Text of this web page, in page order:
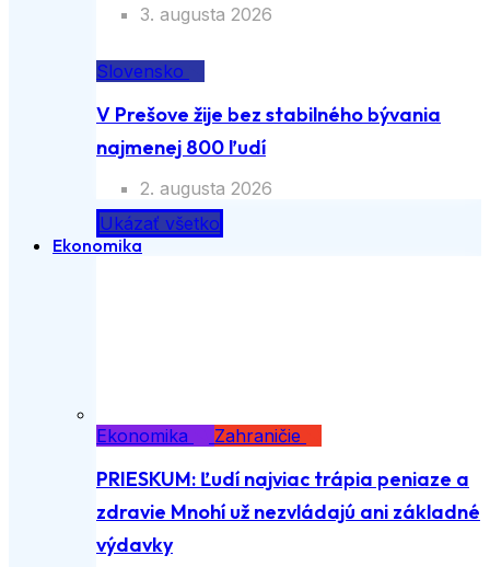
3. augusta 2026
Slovensko
V Prešove žije bez stabilného bývania
najmenej 800 ľudí
2. augusta 2026
Ukázať všetko
Ekonomika
Ekonomika Zahraničie
PRIESKUM: Ľudí najviac trápia peniaze a
zdravie Mnohí už nezvládajú ani základné
výdavky